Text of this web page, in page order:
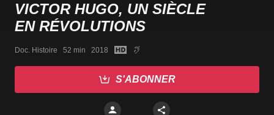
VICTOR HUGO, UN SIÈCLE
EN RÉVOLUTIONS
Doc. Histoire   52 min   2018
S'ABONNER